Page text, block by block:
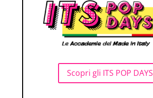
Scopri gli ITS POP DAYS